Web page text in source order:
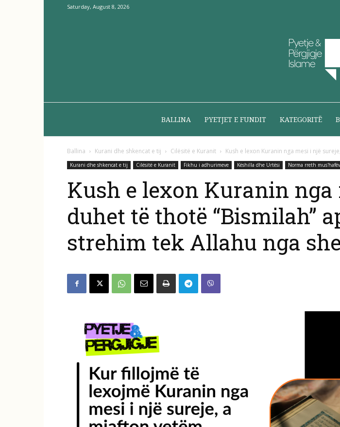
Saturday, August 8, 2026
BALLINA PYETJET E FUNDIT KATEGORITË
Ballina Kurani dhe shkencat e tij Cilësitë e Kuranit Kush e lexon Kuranin nga mesi i një
Kurani dhe shkencat e tij Cilësitë e Kuranit Fikhu i adhurimeve Këshilla dhe Urtësi Norma rreth
Kush e lexon Kuranin nga
duhet të thotë “Bismilah”
strehim tek Allahu nga